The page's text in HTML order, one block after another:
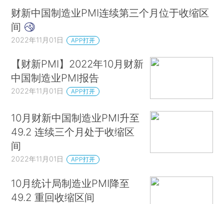
财新中国制造业PMI连续第三个月位于收缩区
间
2022年11月01日 APP打开
【财新PMI】2022年10月财新
中国制造业PMI报告
2022年11月01日 APP打开
10月财新中国制造业PMI升至
49.2 连续三个月处于收缩区
间
2022年11月01日 APP打开
10月统计局制造业PMI降至
49.2 重回收缩区间